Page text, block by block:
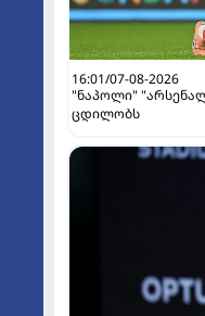
16:01/07-08-2026
"ნაპოლი"
ცდილობს